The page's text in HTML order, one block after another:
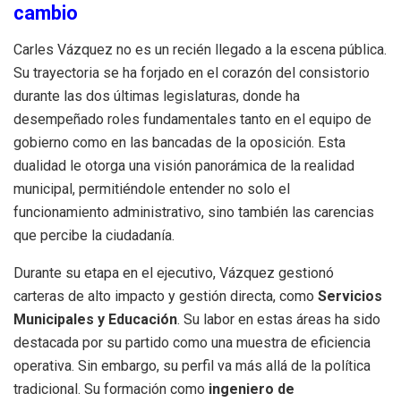
cambio
Carles Vázquez no es un recién llegado a la escena pública.
Su trayectoria se ha forjado en el corazón del consistorio
durante las dos últimas legislaturas, donde ha
desempeñado roles fundamentales tanto en el equipo de
gobierno como en las bancadas de la oposición. Esta
dualidad le otorga una visión panorámica de la realidad
municipal, permitiéndole entender no solo el
funcionamiento administrativo, sino también las carencias
que percibe la ciudadanía.
Durante su etapa en el ejecutivo, Vázquez gestionó
carteras de alto impacto y gestión directa, como Servicios
Municipales y Educación. Su labor en estas áreas ha sido
destacada por su partido como una muestra de eficiencia
operativa. Sin embargo, su perfil va más allá de la política
tradicional. Su formación como ingeniero de